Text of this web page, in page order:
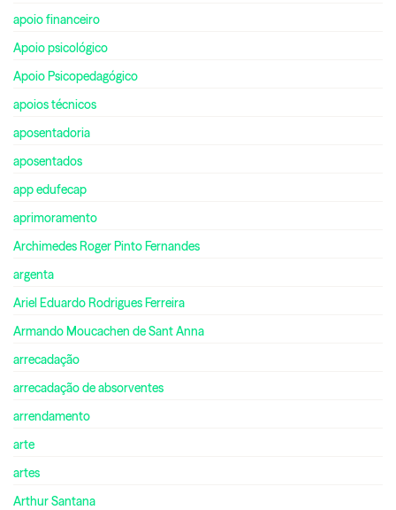
apoio financeiro
Apoio psicológico
Apoio Psicopedagógico
apoios técnicos
aposentadoria
aposentados
app edufecap
aprimoramento
Archimedes Roger Pinto Fernandes
argenta
Ariel Eduardo Rodrigues Ferreira
Armando Moucachen de Sant Anna
arrecadação
arrecadação de absorventes
arrendamento
arte
artes
Arthur Santana